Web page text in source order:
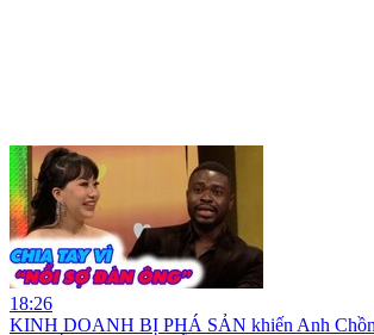
18:26
KINH DOANH BỊ PHÁ SẢN khiến Anh